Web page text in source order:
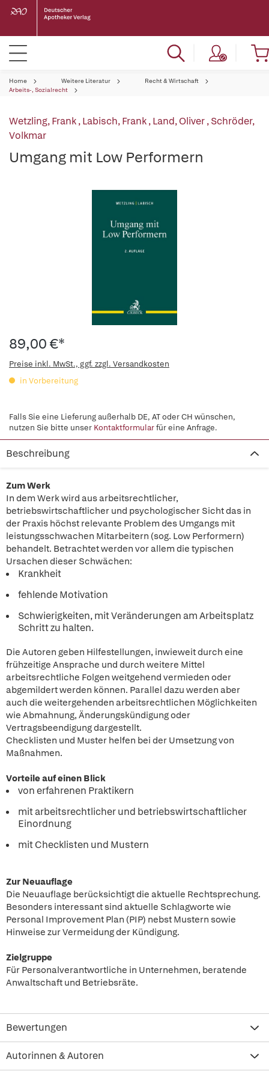
Home Weitere Literatur
Recht & Wirtschaft
Arbeits-, Sozialrecht
Wetzling, Frank,Labisch, Frank,Land, Oliver,Schröder,
Volkmar
Umgang mit Low Performern
89,00 €*
Preise inkl. MwSt., ggf. zzgl. Versandkosten
in Vorbereitung
Falls Sie eine Lieferung außerhalb DE, AT oder CH wünschen,
nutzen Sie bitte unser Kontaktformularfür eine Anfrage.
Beschreibung
Zum Werk
In dem Werk wird aus arbeitsrechtlicher,
betriebswirtschaftlicher und psychologischer Sicht das in
der Praxis höchst relevante Problem des Umgangs mit
leistungsschwachen Mitarbeitern (sog. Low Performern)
behandelt. Betrachtet werden vor allem die typischen
Ursachen dieser Schwächen:
Krankheit
fehlende Motivation
Schwierigkeiten, mit Veränderungen am Arbeitsplatz
Schritt zu halten.
Die Autoren geben Hilfestellungen, inwieweit durch eine
frühzeitige Ansprache und durch weitere Mittel
arbeitsrechtliche Folgen weitgehend vermieden oder
abgemildert werden können. Parallel dazu werden aber
auch die weitergehenden arbeitsrechtlichen Möglichkeiten
wie Abmahnung, Änderungskündigung oder
Vertragsbeendigung dargestellt.
Checklisten und Muster helfen bei der Umsetzung von
Maßnahmen.
Vorteile auf einen Blick
von erfahrenen Praktikern
mit arbeitsrechtlicher und betriebswirtschaftlicher
Einordnung
mit Checklisten und Mustern
Zur Neuauflage
Die Neuauflage berücksichtigt die aktuelle Rechtsprechung.
Besonders interessant sind aktuelle Schlagworte wie
Personal Improvement Plan (PIP) nebst Mustern sowie
Hinweise zur Vermeidung der Kündigung.
Zielgruppe
Für Personalverantwortliche in Unternehmen, beratende
Anwaltschaft und Betriebsräte.
Bewertungen
Autorinnen & Autoren